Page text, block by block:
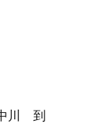
川 到